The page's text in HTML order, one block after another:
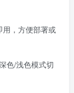
用，方便部署或
色/浅色模式切